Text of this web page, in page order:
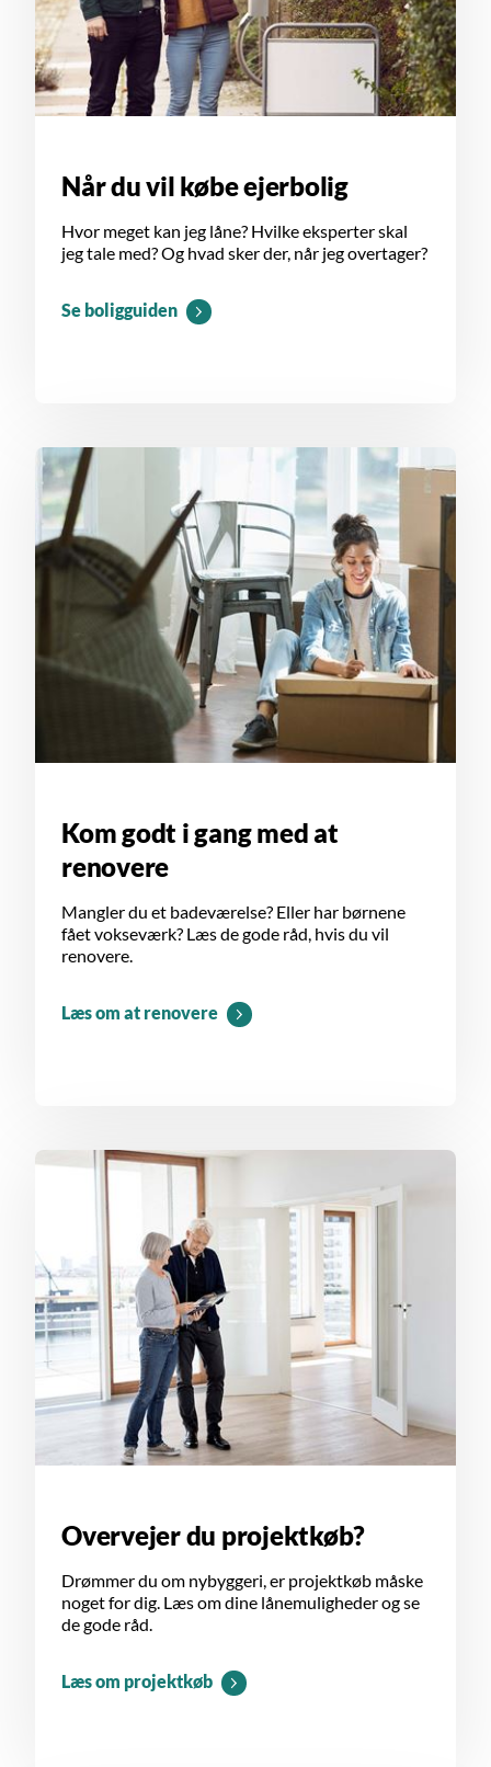
Når du vil købe ejerbolig
Hvor meget kan jeg låne? Hvilke eksperter skal
jeg tale med? Og hvad sker der, når jeg overtager?
Se boligguiden
Kom godt i gang med at
renovere
Mangler du et badeværelse? Eller har børnene
fået vokseværk? Læs de gode råd, hvis du vil
renovere.
Læs om at renovere
Overvejer du projektkøb?
Drømmer du om nybyggeri, er projektkøb måske
noget for dig. Læs om dine lånemuligheder og se
de gode råd.
Læs om projektkøb